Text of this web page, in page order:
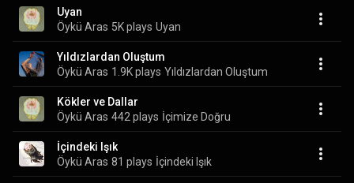
Uyan
Öykü Aras 5K plays Uyan
Yıldızlardan Oluştum
Öykü Aras 1.9K plays Yıldızlardan Oluştum
Kökler ve Dallar
Öykü Aras 442 plays İçimize Doğru
İçindeki Işık
Öykü Aras 81 plays İçindeki Işık